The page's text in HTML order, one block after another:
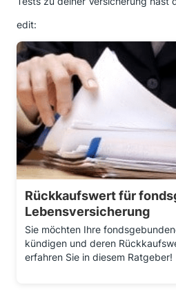
edit:
Rückkaufswert für
Lebensversicherung
Sie möchten Ihre
kündigen und deren
erfahren Sie in diesem Ratgeber!